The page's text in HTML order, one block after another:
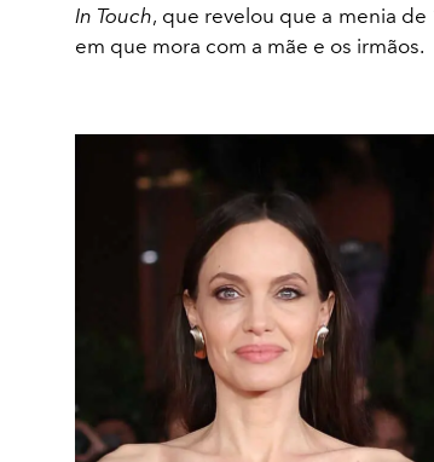
In Touch, que revelou que a menia de
em que mora com a mãe e os irmãos.